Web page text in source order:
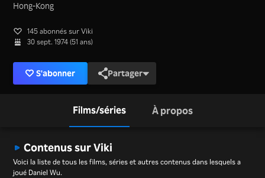
Hong-Kong
145 abonnés sur Viki
30 sept. 1974 (51 ans)
S'abonner Partager
Films/séries À propos
Contenus sur Viki
Voici la liste de tous les films, séries et autres contenus dans lesquels a
joué Daniel Wu.